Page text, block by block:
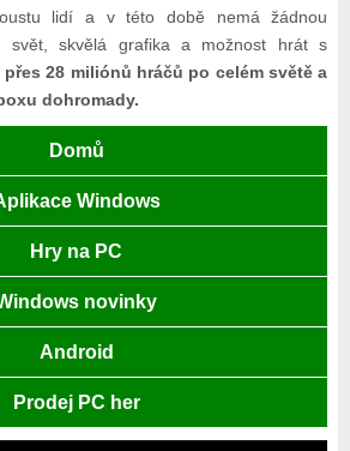
lidí a v této době nemá žádnou
svět, skvělá grafika a možnost hrát s
přes 28 miliónů hráčů po celém světě a
dohromady.
Domů
Windows
Hry na PC
novinky
Android
Prodej PC her